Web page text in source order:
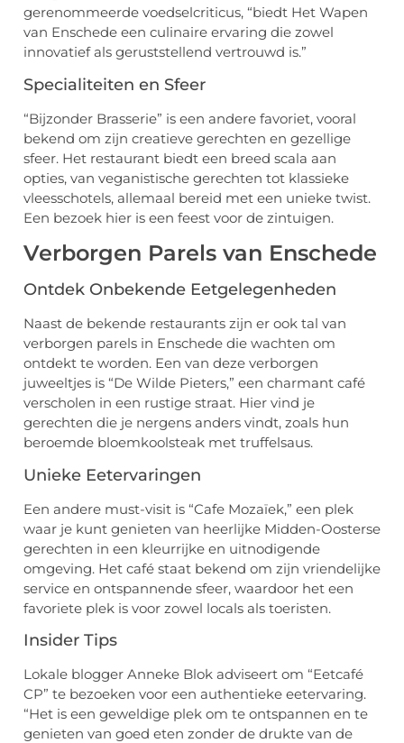
gerenommeerde voedselcriticus, “biedt Het Wapen
van Enschede een culinaire ervaring die zowel
innovatief als geruststellend vertrouwd is.”
Specialiteiten en Sfeer
“Bijzonder Brasserie” is een andere favoriet, vooral
bekend om zijn creatieve gerechten en gezellige
sfeer. Het restaurant biedt een breed scala aan
opties, van veganistische gerechten tot klassieke
vleesschotels, allemaal bereid met een unieke twist.
Een bezoek hier is een feest voor de zintuigen.
Verborgen Parels van Enschede
Ontdek Onbekende Eetgelegenheden
Naast de bekende restaurants zijn er ook tal van
verborgen parels in Enschede die wachten om
ontdekt te worden. Een van deze verborgen
juweeltjes is “De Wilde Pieters,” een charmant café
verscholen in een rustige straat. Hier vind je
gerechten die je nergens anders vindt, zoals hun
beroemde bloemkoolsteak met truffelsaus.
Unieke Eetervaringen
Een andere must-visit is “Cafe Mozaïek,” een plek
waar je kunt genieten van heerlijke Midden-Oosterse
gerechten in een kleurrijke en uitnodigende
omgeving. Het café staat bekend om zijn vriendelijke
service en ontspannende sfeer, waardoor het een
favoriete plek is voor zowel locals als toeristen.
Insider Tips
Lokale blogger Anneke Blok adviseert om “Eetcafé
CP” te bezoeken voor een authentieke eetervaring.
“Het is een geweldige plek om te ontspannen en te
genieten van goed eten zonder de drukte van de